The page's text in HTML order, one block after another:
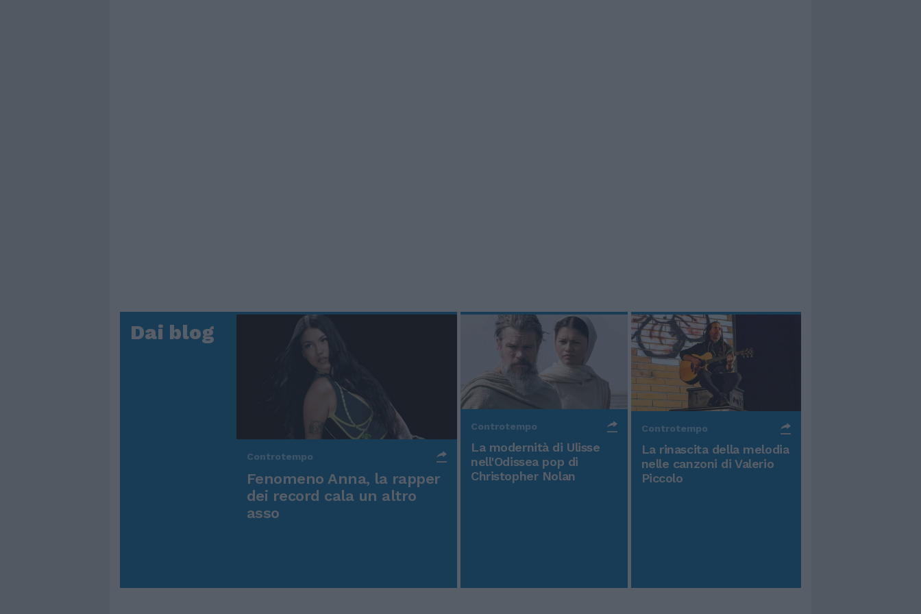
Dai blog
Controtempo
Fenomeno Anna, la rapper
dei record cala un altro
asso
Controtempo
La modernità di Ulisse
nell'Odissea pop di
Christopher Nolan
Controtempo
La rinascita della melodia
nelle canzoni di Valerio
Piccolo